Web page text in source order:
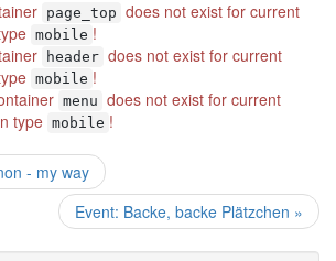
page_top does not exist for current
mobile !
header does not exist for current
mobile !
menu does not exist for current
type mobile !
- my way
Event: Backe, backe Plätzchen »